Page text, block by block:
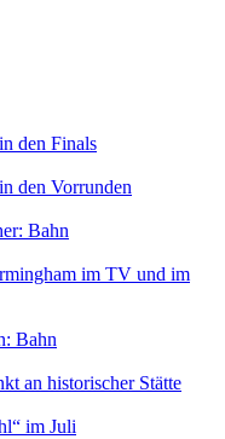
den Finals
den Vorrunden
Bahn
im TV und im
Bahn
an historischer Stätte
im Juli